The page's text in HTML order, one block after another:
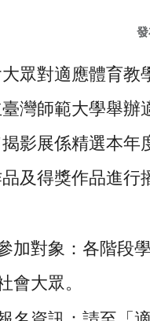
眾對適應體育教
灣師範大學舉辦
影展係精選本年
及得獎作品進行
加對象：各階段
會大眾。